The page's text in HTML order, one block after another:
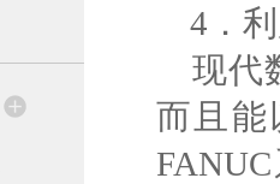
4．利
现代
而且能